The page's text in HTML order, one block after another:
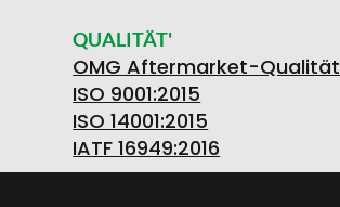
QUALITÄT'
OMG Aftermarket-Qualität
ISO 9001:2015
ISO 14001:2015
IATF 16949:2016